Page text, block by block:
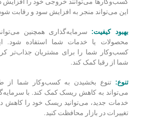
وقتی نوبت به تجارت می‌رسد، سرمایه‌گذاری
مداوم آن را تضمین کنید. راه‌های مختلفی
می‌توانند از سرمایه‌گذاری سود ببرند، از جمله:
افزایش بهره‌وری:با سرمایه‌گذاری در فناوری
این می‌تواند منجر به افزایش سود و رقابت
بهبود کیفیت:سرمایه‌گذاری همچنین
محصولات یا خدمات شما استفاده شود.